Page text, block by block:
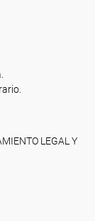
LEGAL Y